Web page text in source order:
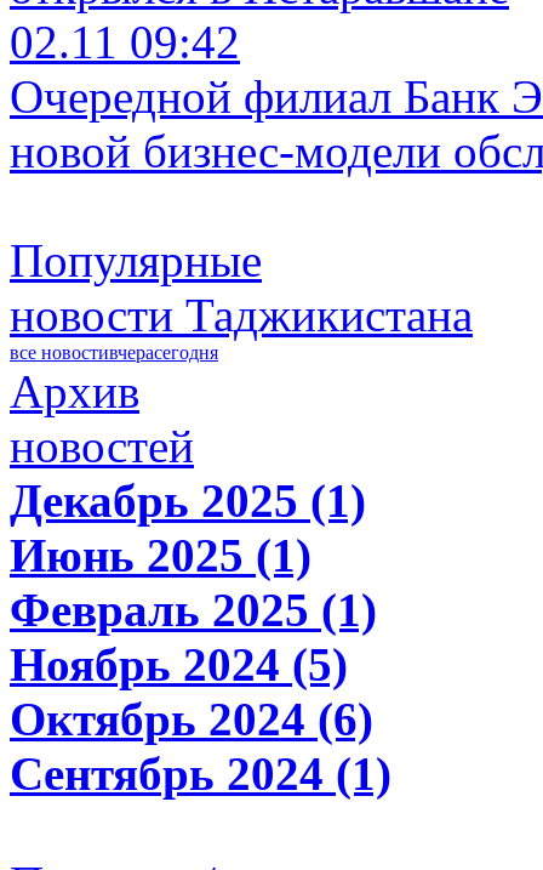
02.11 09:42
Очередной филиал Банк
новой бизнес-модели
Популярные
новости Таджикистана
все новостивчерасегодня
Архив
новостей
Декабрь 2025 (1)
Июнь 2025 (1)
Февраль 2025 (1)
Ноябрь 2024 (5)
Октябрь 2024 (6)
Сентябрь 2024 (1)